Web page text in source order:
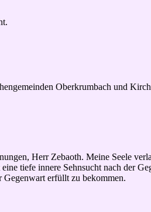
Oberkrumbach und
Herr Zebaoth. Meine Seele
tiefe innere Sehnsucht nach der
Gegenwart erfüllt zu bekommen.